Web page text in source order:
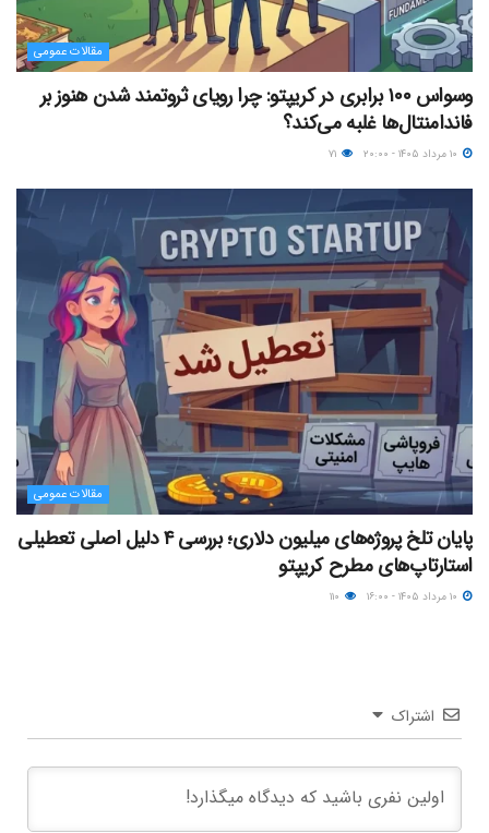
مقالات عمومی
وسواس ۱۰۰ برابری در کریپتو: چرا رویای ثروتمند شدن هنوز بر
فاندامنتال‌ها غلبه می‌کند؟
مقالات عمومی
پایان تلخ پروژه‌های میلیون دلاری؛ بررسی ۴ دلیل اصلی تعطیلی
استارتاپ‌های مطرح کریپتو
اشتراک